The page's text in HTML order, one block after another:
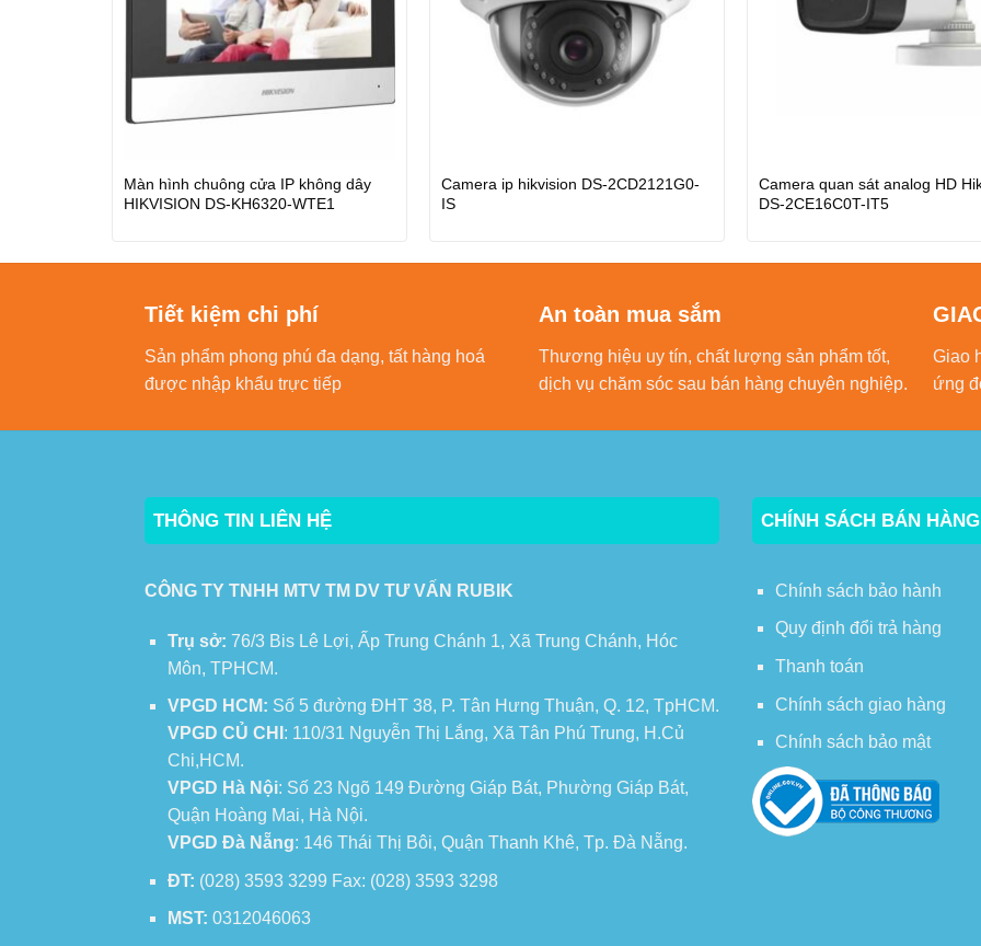
Màn hình chuông cửa IP không dây
HIKVISION DS-KH6320-WTE1
Camera ip hikvision DS-2CD2121G0-
IS
Camera quan sát analog HD
DS-2CE16C0T-IT5
Tiết kiệm chi phí
Sản phẩm phong phú đa dạng, tất hàng hoá
được nhập khẩu trực tiếp
An toàn mua sắm
Thương hiệu uy tín, chất lượng sản phẩm tốt,
dịch vụ chăm sóc sau bán hàng chuyên nghiệp.
Giao
ứng
THÔNG TIN LIÊN HỆ
CÔNG TY TNHH MTV TM DV TƯ VẤN RUBIK
Trụ sở: 76/3 Bis Lê Lợi, Ấp Trung Chánh 1, Xã Trung Chánh, Hóc
Môn, TPHCM.
VPGD HCM: Số 5 đường ĐHT 38, P. Tân Hưng Thuận, Q. 12, TpHCM.
VPGD CỦ CHI : 110/31 Nguyễn Thị Lắng, Xã Tân Phú Trung, H.Củ
Chi,HCM.
VPGD Hà Nội: Số 23 Ngõ 149 Đường Giáp Bát, Phường Giáp Bát,
Quận Hoàng Mai, Hà Nội.
VPGD Đà Nẵng: 146 Thái Thị Bôi, Quận Thanh Khê, Tp. Đà Nẵng.
ĐT: (028) 3593 3299 Fax: (028) 3593 3298
MST: 0312046063
CHÍNH SÁCH BÁN HÀNG
Chính sách bảo hành
Quy định đổi trả hàng
Thanh toán
Chính sách giao hàng
Chính sách bảo mật